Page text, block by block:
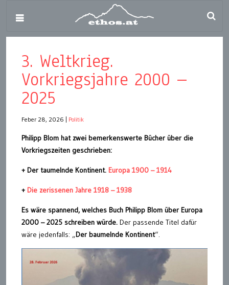
3. Weltkrieg.
Vorkriegsjahre 2000 –
2025
Feber 28, 2026 Politik
Philipp Blom hat zwei bemerkenswerte Bücher über die
Vorkriegszeiten geschrieben:
+ Der taumelnde Kontinent. Europa 1900 – 1914
+ Die zerissenen Jahre 1918 – 1938
Es wäre spannend, welches Buch Philipp Blom über Europa
2000 – 2025 schreiben würde. Der passende Titel dafür
wäre jedenfalls: „Der baumelnde Kontinent“.